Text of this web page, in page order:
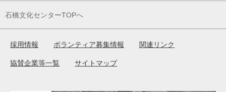
石橋文化センターTOPへ
採用情報 ボランティア募集情報 関連リンク
協賛企業等一覧 サイトマップ